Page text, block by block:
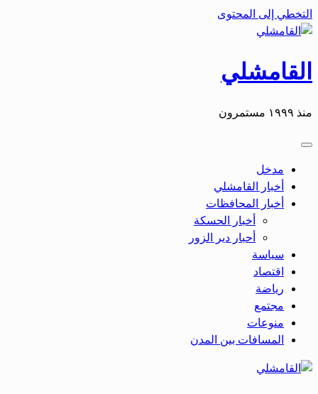
التخطي إلى المحتوى
القامشلي
منذ ١٩٩٩ مستمرون
مدخل
أخبار القامشلي
أخبار المحافظات
أخبار الحسكة
أحبار دير الزور
سياسة
اقتصاد
رياضة
مجتمع
منوعات
المسافات بين المدن